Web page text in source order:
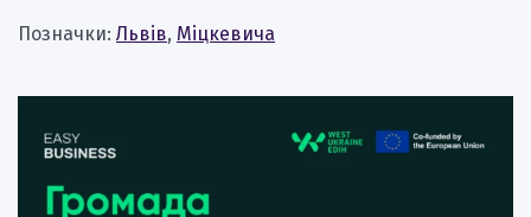
Позначки: Львів, Міцкевича